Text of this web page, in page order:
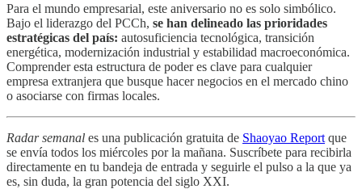
Para el mundo empresarial, este aniversario no es solo simbólico.
Bajo el liderazgo del PCCh, se han delineado las prioridades
estratégicas del país: autosuficiencia tecnológica, transición
energética, modernización industrial y estabilidad macroeconómica.
Comprender esta estructura de poder es clave para cualquier
empresa extranjera que busque hacer negocios en el mercado chino
o asociarse con firmas locales.
Radar semanal es una publicación gratuita de Shaoyao Report que
se envía todos los miércoles por la mañana. Suscríbete para recibirla
directamente en tu bandeja de entrada y seguirle el pulso a la que ya
es, sin duda, la gran potencia del siglo XXI.